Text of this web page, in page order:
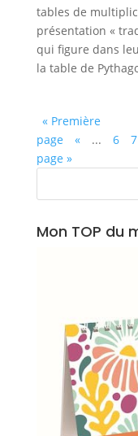
tables de
présentation «
qui figure dans
la table de
« Première
page
« ... 6 7
page »
Mon TOP du